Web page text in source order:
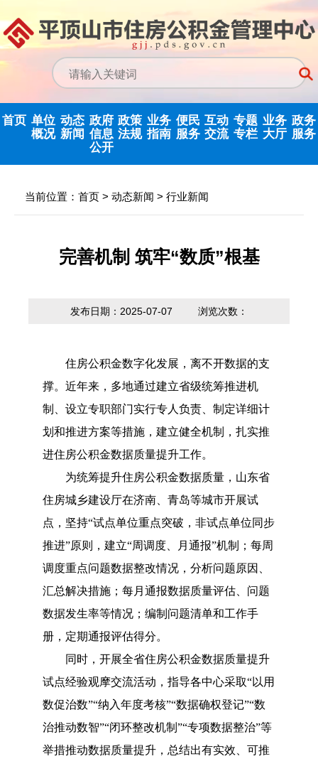
首页 单位
概况
中心领导
决策机构
动态
新闻
行业新闻
政府
信息
公开
信息公开制度
政府信息公开
年度报告
政策
法规
国家政策法规
省级政策法规
业务
指南
提取业务指南
贷款业务指南
便民
服务
利率公告
常见问题
互动
交流
互动反馈
意见征集
专题
专栏
纪检监察
优化营商环境
业务
大厅
省政务
政务
服务
当前位置： 首页 > 动态新闻 > 行业新闻
完善机制 筑牢“数质”根基
发布日期：2025-07-07 浏览次数：
住房公积金数字化发展，离不开数据的支
撑。近年来，多地通过建立省级统筹推进机
制、设立专职部门实行专人负责、制定详细计
划和推进方案等措施，建立健全机制，扎实推
进住房公积金数据质量提升工作。
为统筹提升住房公积金数据质量，山东省
住房城乡建设厅在济南、青岛等城市开展试
点，坚持“试点单位重点突破，非试点单位同步
推进”原则，建立“周调度、月通报”机制；每周
调度重点问题数据整改情况，分析问题原因、
汇总解决措施；每月通报数据质量评估、问题
数据发生率等情况；编制问题清单和工作手
册，定期通报评估得分。
同时，开展全省住房公积金数据质量提升
试点经验观摩交流活动，指导各中心采取“以用
数促治数”“纳入年度考核”“数据确权登记”“数
治推动数智”“闭环整改机制”“专项数据整治”等
举措推动数据质量提升，总结出有实效、可推